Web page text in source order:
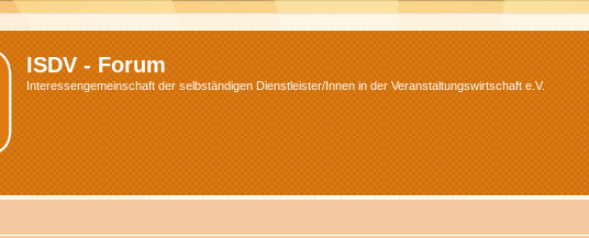
ISDV - Forum
Interessengemeinschaft der selbständigen Dienstleister/Innen in der Veranstaltungswirtschaft e.V.